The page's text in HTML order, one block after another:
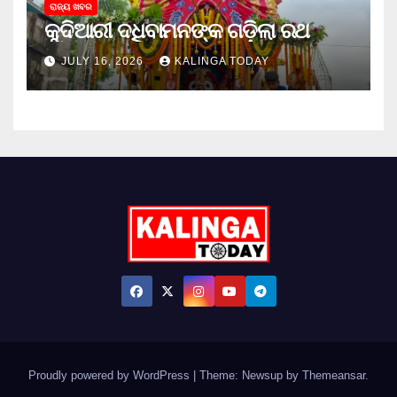
ରାଜ୍ୟ ଖବର
କୁଦିଆରୀ ଦଧିବାମନଙ୍କ ଗଡ଼ିଲା ରଥ
JULY 16, 2026 KALINGA TODAY
Proudly powered by WordPress | Theme: Newsup by Themeansar.